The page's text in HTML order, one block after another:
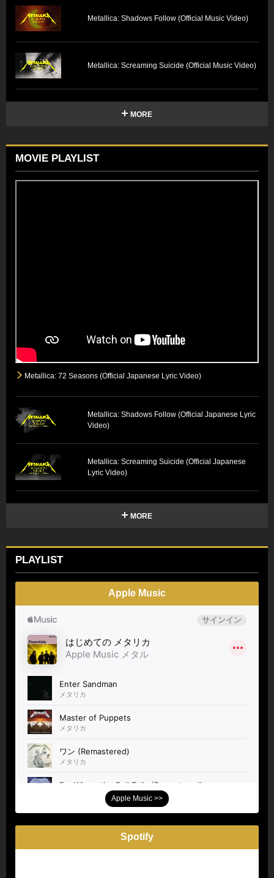
Metallica: Shadows Follow (Official Music Video)
Metallica: Screaming Suicide (Official Music Video)
MORE
MOVIE PLAYLIST
Metallica: 72 Seasons (Official Japanese Lyric Video)
Metallica: Shadows Follow (Official Japanese Lyric
Video)
Metallica: Screaming Suicide (Official Japanese
Lyric Video)
MORE
PLAYLIST
Apple Music
Apple Music >>
Spotify